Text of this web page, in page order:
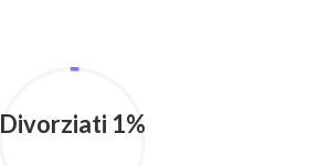
Divorziati 1%